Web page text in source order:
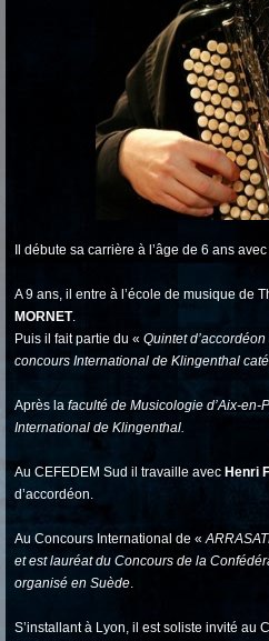
Il débute sa carrière à l’âge de 6 ans
A 9 ans, il entre à l’école de musique de
MORNET.
Puis il fait partie du « Quintet
concours International de Klingenthal
Après la faculté de Musicologie d’Aix-en-
International de Klingenthal.
Au CEFEDEM Sud il travaille avec Henri
d’accordéon.
Au Concours International de «
et est lauréat du Concours de la
organisé en Suède.
S’installant à Lyon, il est soliste invité au